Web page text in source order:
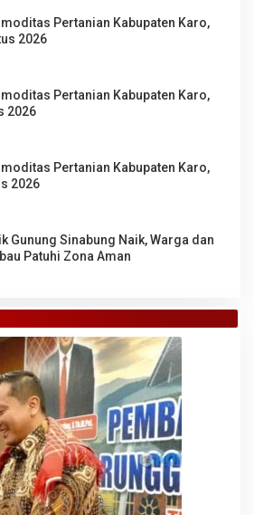
Pertanian Kabupaten Karo,
2026
Pertanian Kabupaten Karo,
2026
Pertanian Kabupaten Karo,
2026
Gunung Sinabung Naik, Warga dan
Patuhi Zona Aman